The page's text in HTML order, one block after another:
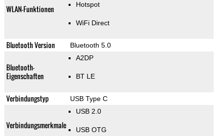
WLAN-Funktionen Hotspot
WiFi Direct
Bluetooth Version Bluetooth 5.0
Bluetooth-
Eigenschaften
A2DP
BT LE
Verbindungstyp USB Type C
Verbindungsmerkmale
USB 2.0
USB OTG